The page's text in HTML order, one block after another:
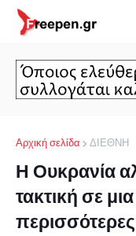
Αρχική σελίδα ΔΙΕΘΝΗ
Η Ουκρανία
τακτική σε